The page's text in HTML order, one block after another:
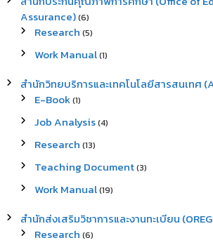
Assurance)(6)
Research (5)
Work Manual(1)
สำนักวิทยบริการและเทคโนโลยีสารสนเทศ
E-Book(1)
Job Analysis(4)
Research (13)
Teaching Document(3)
Work Manual(19)
สำนักส่งเสริมวิชาการและงานทะเบียน
Research (6)